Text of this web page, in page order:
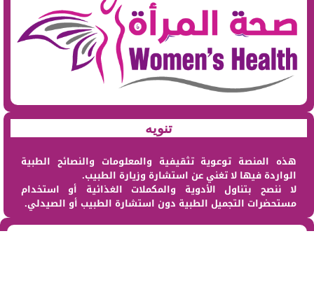
تنويه
هذه المنصة توعوية تثقيفية والمعلومات والنصائح الطبية
الواردة فيها لا تغني عن استشارة وزيارة الطبيب.
لا ننصح بتناول الأدوية والمكملات الغذائية أو استخدام
مستحضرات التجميل الطبية دون استشارة الطبيب أو الصيدلي.